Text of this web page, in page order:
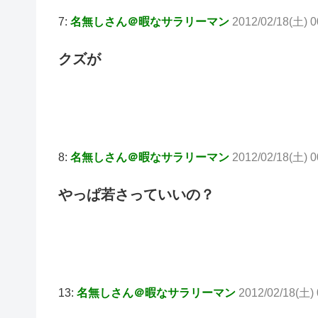
7: 名無しさん＠暇なサラリーマン 2012/02/18(土)
クズが
8: 名無しさん＠暇なサラリーマン 2012/02/18(土)
やっぱ若さっていいの？
13: 名無しさん＠暇なサラリーマン 2012/02/18(土